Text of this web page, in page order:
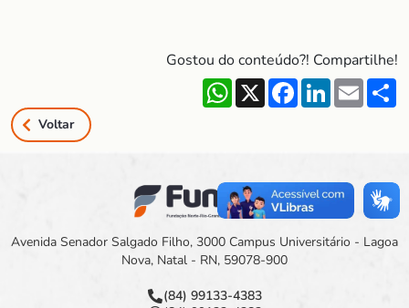
Gostou do conteúdo?! Compartilhe!
WhatsApp
X FacebookLinkedIn
Email
Voltar
Avenida Senador Salgado Filho, 3000 Campus Universitário - Lagoa
Nova, Natal - RN, 59078-900
(84) 99133-4383